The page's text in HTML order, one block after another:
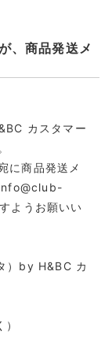
、商品発送メ
カスタマー
に商品発送メ
info@club-
ようお願いい
）by H&BC カ